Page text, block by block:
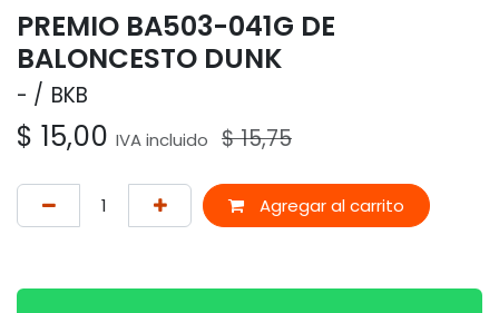
PREMIO BA503-041G DE
BALONCESTO DUNK
- BKB
$ 15,00 IVA incluido $15,75
Agregar al carrito